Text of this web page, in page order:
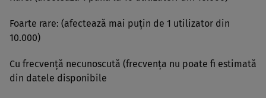
Foarte rare: (afectează mai puţin de 1 utilizator din
10.000)
Cu frecvenţă necunoscută (frecvenţa nu poate fi estimată
din datele disponibile